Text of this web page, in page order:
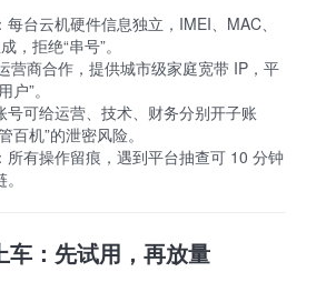
台云机硬件信息独立，IMEI、MAC、
，拒绝“串号”。
营商合作，提供城市级家庭宽带 IP，平
户”。
号可给运营、技术、财务分别开子账
百机”的泄密风险。
所有操作留痕，遇到平台抽查可 10 分钟
车：先试用，再放量